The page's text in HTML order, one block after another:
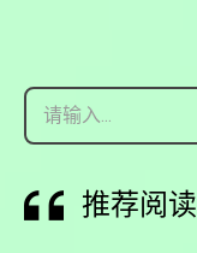
请输入...
推荐阅读